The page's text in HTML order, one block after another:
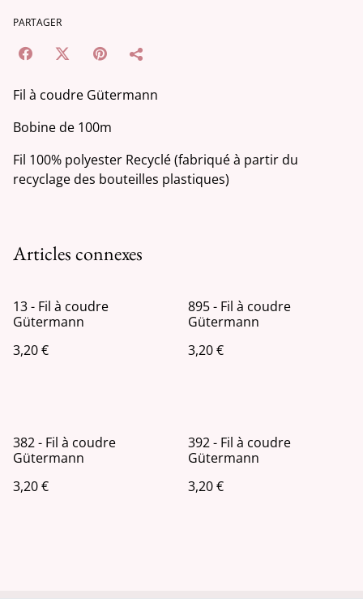
PARTAGER
Fil à coudre Gütermann
Bobine de 100m
Fil 100% polyester Recyclé (fabriqué à partir du
recyclage des bouteilles plastiques)
Articles connexes
13 - Fil à coudre
Gütermann
3,20 €
895 - Fil à coudre
Gütermann
3,20 €
382 - Fil à coudre
Gütermann
3,20 €
392 - Fil à coudre
Gütermann
3,20 €